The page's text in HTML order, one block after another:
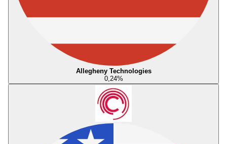
Allegheny Technologies
0,24%